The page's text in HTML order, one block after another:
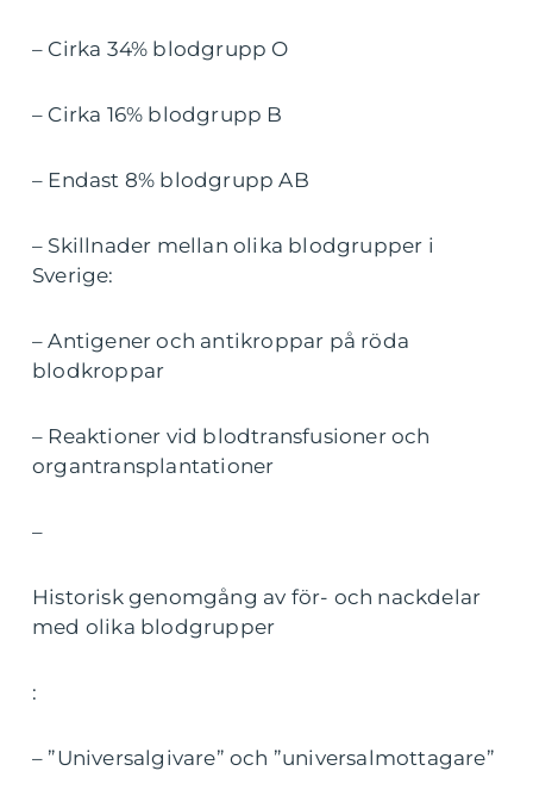
– Cirka 34% blodgrupp O
– Cirka 16% blodgrupp B
– Endast 8% blodgrupp AB
– Skillnader mellan olika blodgrupper i
Sverige:
– Antigener och antikroppar på röda
blodkroppar
– Reaktioner vid blodtransfusioner och
organtransplantationer
–
Historisk genomgång av för- och nackdelar
med olika blodgrupper
:
– ”Universalgivare” och ”universalmottagare”